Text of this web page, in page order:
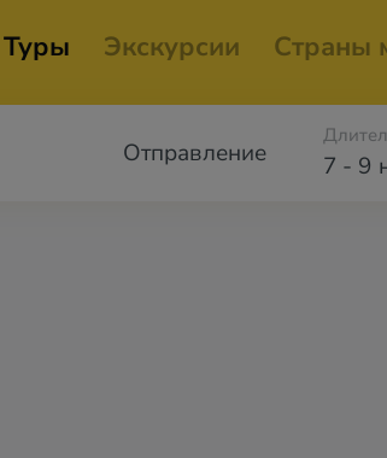
Туры Экскурсии Страны
Отправление 7 - 9